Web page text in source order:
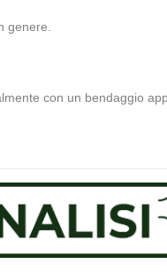
genere.
con un bendaggio